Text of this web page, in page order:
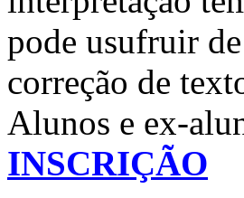
pode usufruir
correção de
Alunos e ex-
INSCRIÇÃO